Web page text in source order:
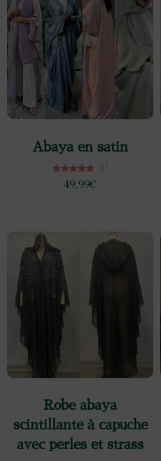
Abaya en satin
Note
5.00
(1)
49.99€
Robe abaya
scintillante à capuche
avec perles et strass